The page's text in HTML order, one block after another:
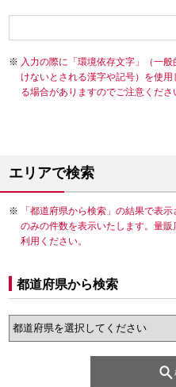
入力の際に「環境依存文字」（一
けないとされる漢字や記号）を使
る場合がありますのでご注意くださ
エリアで検索
「都道府県から検索」の結果で表
のみの件数を表示いたします。量
利用ください。
都道府県から検索